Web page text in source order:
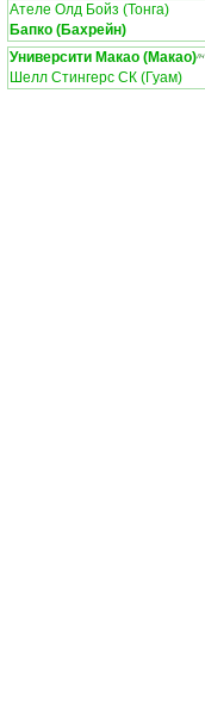
Ателе Олд Бойз (Тонга)
Бапко (Бахрейн)
Университи Макао (Макао)ЛЧ
Шелл Стингерс СК (Гуам)